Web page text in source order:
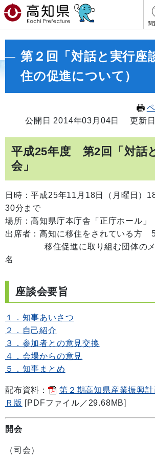
閲
第２回「対話と実行座
住の促進について）
公開日 2014年03月04日
更新
平成25年度 第2回「対話
会」
日時：平成25年11月18日（月曜日）
30分まで
場所：高知県庁本庁舎「正庁ホール」
出席者：高知に移住をされている方
移住促進に取り組む団体のメ
名
座談会要旨
１．知事あいさつ
２．自己紹介
３．参加者との意見交換
４．会場からの意見
５．知事まとめ
配布資料：
第２期高知県産業振興
Ｒ版 [PDFファイル／29.68MB]
開会
（司会）